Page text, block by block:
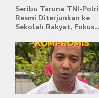
Seribu Taruna TNI-Polri
Resmi Diterjunkan ke
Sekolah Rakyat, Fokus
Kemandirian Siswa